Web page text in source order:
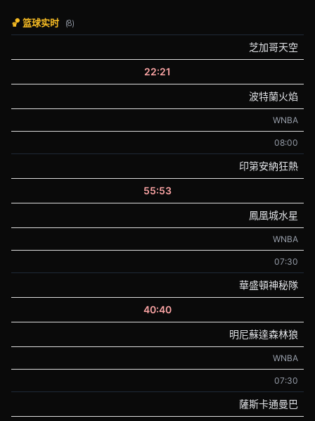
🏀 篮球实时 (8)
芝加哥天空
22:21
波特蘭火焰
WNBA
08:00
印第安納狂熱
55:53
鳳凰城水星
WNBA
07:30
華盛頓神秘隊
40:40
明尼蘇達森林狼
WNBA
07:30
薩斯卡通曼巴